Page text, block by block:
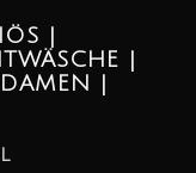
|
|
|